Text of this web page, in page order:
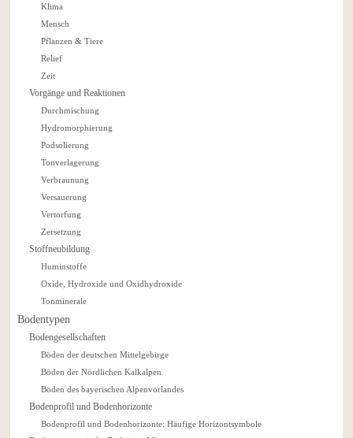
Klima
Mensch
Pflanzen & Tiere
Relief
Zeit
Vorgänge und Reaktionen
Durchmischung
Hydromorphierung
Podsolierung
Tonverlagerung
Verbraunung
Versauerung
Vertorfung
Zersetzung
Stoffneubildung
Huminstoffe
Oxide, Hydroxide und Oxidhydroxide
Tonminerale
Bodentypen
Bodengesellschaften
Böden der deutschen Mittelgebirge
Böden der Nördlichen Kalkalpen
Böden des bayerischen Alpenvorlandes
Bodenprofil und Bodenhorizonte
Bodenprofil und Bodenhorizonte: Häufige Horizontsymbole